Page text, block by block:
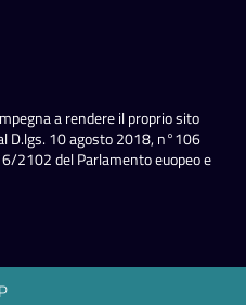
a rendere il proprio sito
D.lgs. 10 agosto 2018, n°106
2102 del Parlamento euopeo e